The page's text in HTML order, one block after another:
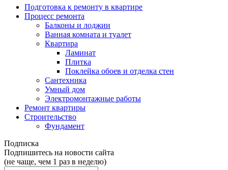
Подготовка к ремонту в квартире
Процесс ремонта
Балконы и лоджии
Ванная комната и туалет
Квартира
Ламинат
Плитка
Поклейка обоев и отделка стен
Сантехника
Умный дом
Электромонтажные работы
Ремонт квартиры
Строительство
Фундамент
Подписка
Подпишитесь на новости сайта
(не чаще, чем 1 раз в неделю)